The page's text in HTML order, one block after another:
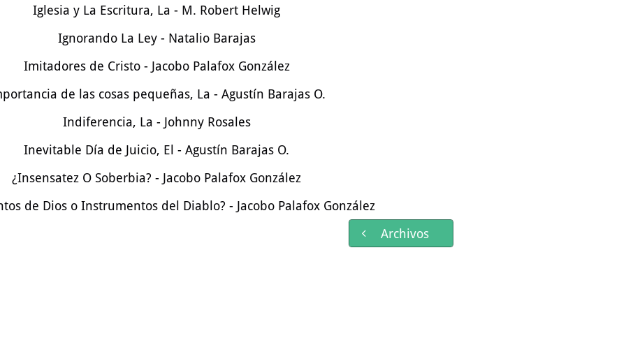
Archivos

Inevitable Día de Juicio, El - Agustín Barajas O.
Ignorando La Ley - Natalio Barajas
de Dios o Instrumentos del Diablo? - Jacobo Palafox González
de las cosas pequeñas, La - Agustín Barajas O.
Imitadores de Cristo - Jacobo Palafox González
¿Insensatez O Soberbia? - Jacobo Palafox González
Indiferencia, La - Johnny Rosales
Iglesia y La Escritura, La - M. Robert Helwig